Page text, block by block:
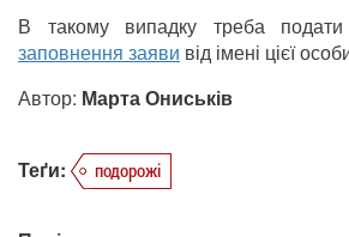
В такому випадку треба
заповнення заяви від імені цієї
Автор: Марта Ониськів
Теґи: подорожі